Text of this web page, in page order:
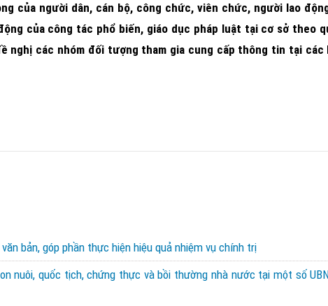
của người dân, cán bộ, công chức, viên chức, người lao
của công tác phổ biến, giáo dục pháp luật tại cơ sở theo
nghị các nhóm đối tượng tham gia cung cấp thông tin tại các
bản, góp phần thực hiện hiệu quả nhiệm vụ chính trị
nuôi, quốc tịch, chứng thực và bồi thường nhà nước tại một số